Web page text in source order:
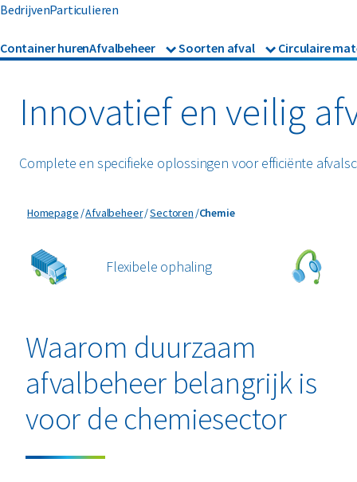
BedrijvenParticulieren
Container hurenAfvalbeheer
Afzetcontainers
Ondergrondse containers
Perscontainers
afval
Soorten afval
Banden
Bouw- en sloopafval
Folie
Glas
Circulaire
Mineralen
Innovatief en veilig
Complete en specifieke oplossingen voor efficiënte
Homepage Afvalbeheer Sectoren Chemie
Chemie
Flexibele ophaling
Waarom duurzaam
afvalbeheer belangrijk is
voor de chemiesector